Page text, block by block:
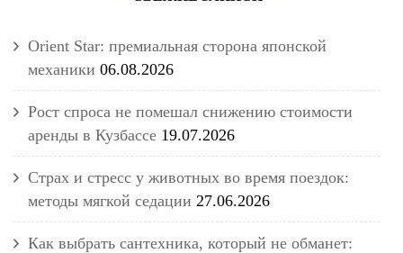
Orient Star: премиальная сторона японской
механики 06.08.2026
Рост спроса не помешал снижению стоимости
аренды в Кузбассе 19.07.2026
Страх и стресс у животных во время поездок:
методы мягкой седации 27.06.2026
Как выбрать сантехника, который не обманет: